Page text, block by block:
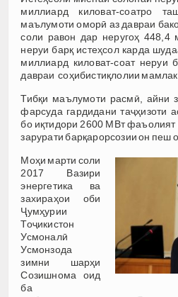
миллиард киловат-соатро
маълумоти оморӣ аз давраи
соли равон дар неругоҳ 448,4
неруи барқ истеҳсол карда
миллиард киловат-соат неруи
давраи соҳибистиқлолии
Тибқи маълумоти расмӣ, айни
фарсуда гардидани таҷҳизоти
бо иқтидори 2600 МВт фаъолият
зарурати барқарорсозии он пеш
Моҳи марти соли
2017 Вазири
энергетика ва
захираҳои оби
Ҷумҳурии
Тоҷикистон
Усмоналӣ
Усмонзода
зимни шарҳи
Созишнома оид
ба